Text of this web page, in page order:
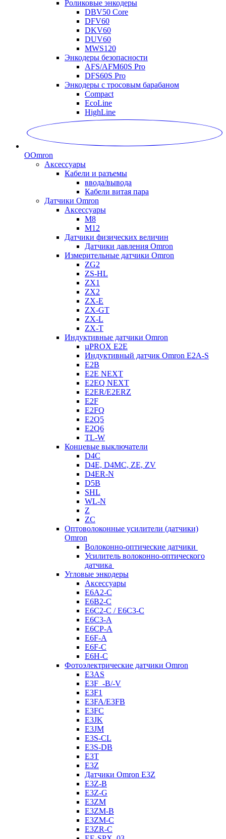
Роликовые энкодеры
DBV50 Core
DFV60
DKV60
DUV60
MWS120
Энкодеры безопасности
AFS/AFM60S Pro
DFS60S Pro
Энкодеры с тросовым барабаном
Compact
EcoLine
HighLine
OOmron
Аксессуары
Кабели и разъемы
ввода/вывода
Кабели витая пара
Датчики Omron
Аксессуары
M8
M12
Датчики физических величин
Датчики давления Omron
Измерительные датчики Omron
ZG2
ZS-HL
ZX1
ZX2
ZX-E
ZX-GT
ZX-L
ZX-T
Индуктивные датчики Omron
µPROX E2E
Индуктивный датчик Omron E2A-S
E2B
E2E NEXT
E2EQ NEXT
E2ER/E2ERZ
E2F
E2FQ
E2Q5
E2Q6
TL-W
Концевые выключатели
D4C
D4E, D4MC, ZE, ZV
D4ER-N
D5B
SHL
WL-N
Z
ZC
Оптоволоконные усилители (датчики)
Omron
Волоконно-оптические датчики
Усилитель волоконно-оптического
датчика
Угловые энкодеры
Аксессуары
E6A2-C
E6B2-C
E6C2-C / E6C3-C
E6C3-A
E6CP-A
E6F-A
E6F-C
E6H-C
Фотоэлектрические датчики Omron
E3AS
E3F_-B/-V
E3F1
E3FA/E3FB
E3FC
E3JK
E3JM
E3S-CL
E3S-DB
E3T
E3Z
Датчики Omron E3Z
E3Z-B
E3Z-G
E3ZM
E3ZM-B
E3ZM-C
E3ZR-C